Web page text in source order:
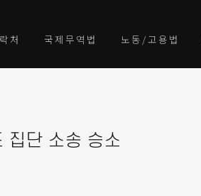
처 국제무역법 노동/고용법
집단 소송 승소